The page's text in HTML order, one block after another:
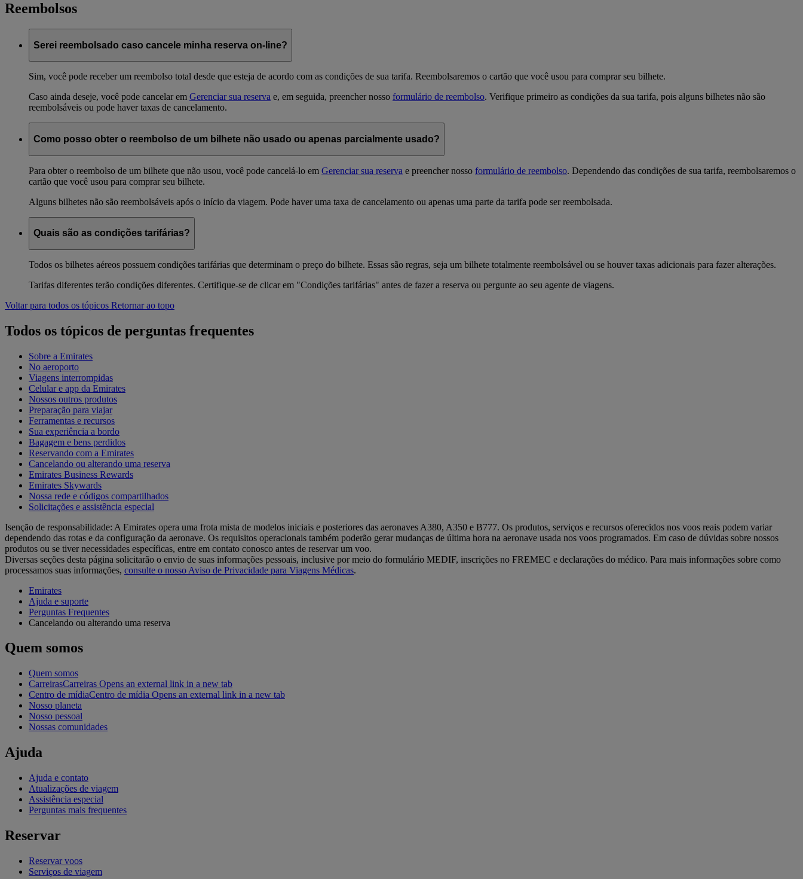
Reembolsos
Serei reembolsado caso cancele minha reserva on-line?
Sim, você pode receber um reembolso total desde que esteja de acordo com as condições de sua tarifa. Reembolsaremos o cartão que você usou para comprar seu bilhete.
Caso ainda deseje, você pode cancelar em Gerenciar sua reserva e, em seguida, preencher nosso formulário de reembolso. Verifique primeiro as condições da sua tarifa, pois alguns bilhetes não são
reembolsáveis ​​ou pode haver taxas de cancelamento.
Como posso obter o reembolso de um bilhete não usado ou apenas parcialmente usado?
Para obter o reembolso de um bilhete que não usou, você pode cancelá-lo em Gerenciar sua reserva e preencher nosso formulário de reembolso. Dependendo das condições de sua tarifa, reembolsaremos o
cartão que você usou para comprar seu bilhete.
Alguns bilhetes não são reembolsáveis ​​após o início da viagem. Pode haver uma taxa de cancelamento ou apenas uma parte da tarifa pode ser reembolsada.
Quais são as condições tarifárias?
Todos os bilhetes aéreos possuem condições tarifárias que determinam o preço do bilhete. Essas são regras, seja um bilhete totalmente reembolsável ou se houver taxas adicionais para fazer alterações.
Tarifas diferentes terão condições diferentes. Certifique-se de clicar em "Condições tarifárias" antes de fazer a reserva ou pergunte ao seu agente de viagens.
Voltar para todos os tópicos Retornar ao topo
Todos os tópicos de perguntas frequentes
Sobre a Emirates
No aeroporto
Viagens interrompidas
Celular e app da Emirates
Nossos outros produtos
Preparação para viajar
Ferramentas e recursos
Sua experiência a bordo
Bagagem e bens perdidos
Reservando com a Emirates
Cancelando ou alterando uma reserva
Emirates Business Rewards
Emirates Skywards
Nossa rede e códigos compartilhados
Solicitações e assistência especial
Isenção de responsabilidade: A Emirates opera uma frota mista de modelos iniciais e posteriores das aeronaves A380, A350 e B777. Os produtos, serviços e recursos oferecidos nos voos reais podem variar
dependendo das rotas e da configuração da aeronave. Os requisitos operacionais também poderão gerar mudanças de última hora na aeronave usada nos voos programados. Em caso de dúvidas sobre nossos
produtos ou se tiver necessidades específicas, entre em contato conosco antes de reservar um voo.
Diversas seções desta página solicitarão o envio de suas informações pessoais, inclusive por meio do formulário MEDIF, inscrições no FREMEC e declarações do médico. Para mais informações sobre como
processamos suas informações, consulte o nosso Aviso de Privacidade para Viagens Médicas.
Emirates
Ajuda e suporte
Perguntas Frequentes
Cancelando ou alterando uma reserva
Quem somos
Quem somos
CarreirasCarreiras Opens an external link in a new tab
Centro de mídiaCentro de mídia Opens an external link in a new tab
Nosso planeta
Nosso pessoal
Nossas comunidades
Ajuda
Ajuda e contato
Atualizações de viagem
Assistência especial
Perguntas mais frequentes
Reservar
Reservar voos
Serviços de viagem